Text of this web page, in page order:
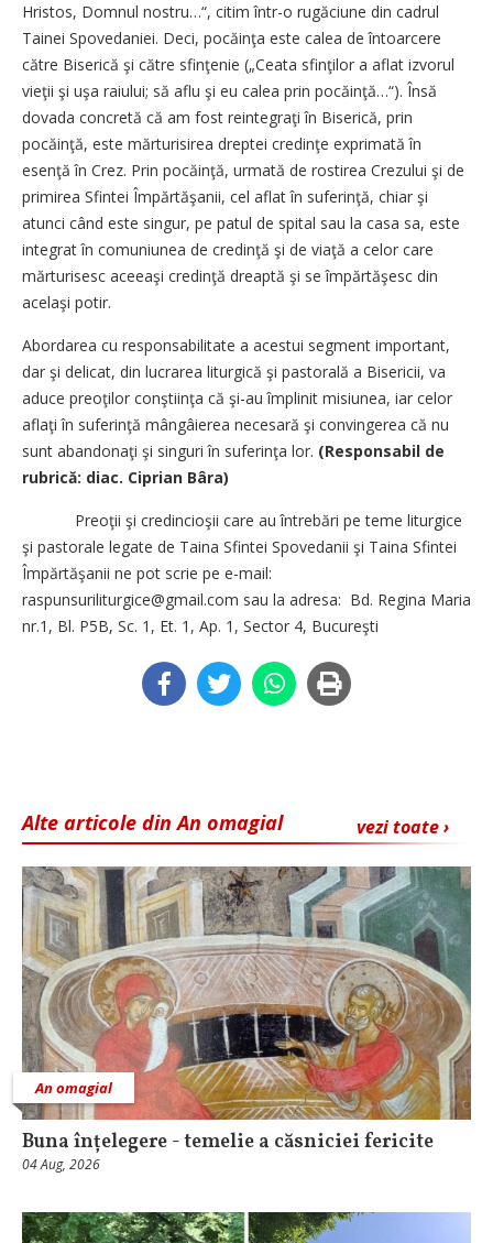
Hristos, Domnul nostru…“, citim într-o rugăciune din cadrul
Tainei Spovedaniei. Deci, pocăinţa este calea de întoarcere
către Biserică şi către sfinţenie („Ceata sfinţilor a aflat izvorul
vieţii şi uşa raiului; să aflu şi eu calea prin pocăinţă…“). Însă
dovada concretă că am fost reintegraţi în Biserică, prin
pocăinţă, este mărturisirea dreptei credinţe exprimată în
esenţă în Crez. Prin pocăinţă, urmată de rostirea Crezului şi de
primirea Sfintei Împărtăşanii, cel aflat în suferinţă, chiar şi
atunci când este singur, pe patul de spital sau la casa sa, este
integrat în comuniunea de credinţă şi de viaţă a celor care
mărturisesc aceeaşi credinţă dreaptă şi se împărtăşesc din
acelaşi potir.
Abordarea cu responsabilitate a acestui segment important,
dar şi delicat, din lucrarea liturgică şi pastorală a Bisericii, va
aduce preoţilor conştiinţa că şi-au împlinit misiunea, iar celor
aflaţi în suferinţă mângâierea necesară şi convingerea că nu
sunt abandonaţi şi singuri în suferinţa lor. (Responsabil de
rubrică: diac. Ciprian Bâra)
Preoţii şi credincioşii care au întrebări pe teme liturgice
şi pastorale legate de Taina Sfintei Spovedanii şi Taina Sfintei
Împărtăşanii ne pot scrie pe e-mail:
raspunsuriliturgice@gmail.com sau la adresa: Bd. Regina Maria
nr.1, Bl. P5B, Sc. 1, Et. 1, Ap. 1, Sector 4, Bucureşti
vezi toate ›
Alte articole din An omagial
An omagial
Buna înțelegere - temelie a căsniciei fericite
04 Aug, 2026